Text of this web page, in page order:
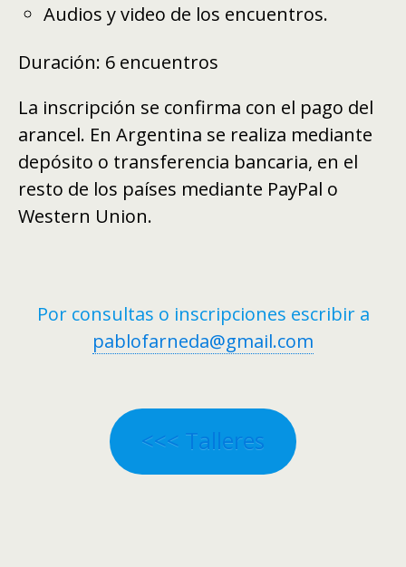
Audios y video de los encuentros.
Duración: 6 encuentros
La inscripción se confirma con el pago del
arancel. En Argentina se realiza mediante
depósito o transferencia bancaria, en el
resto de los países mediante PayPal o
Western Union.
Por consultas o inscripciones escribir a
pablofarneda@gmail.com
<<< Talleres